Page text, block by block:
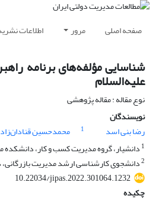
صفحه اصلی مرور اطلاعات
شناسایی مؤلفه‌های برنامه‌
علیه‌السلام
نوع مقاله : مقاله پژوهشی
نویسندگان
رضا بنی اسد
1 محمدحسین
1 دانشیار، گروه مدیریت کسب و کار، دانشکده
2دانشجوی کارشناسی ارشد مدیریت بازرگانی،
10.22034/jipas.2022.301064.1232
چکیده